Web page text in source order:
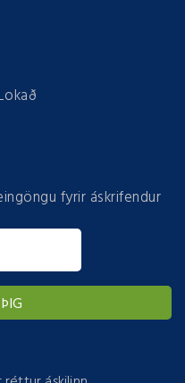
fyrir áskrifendur